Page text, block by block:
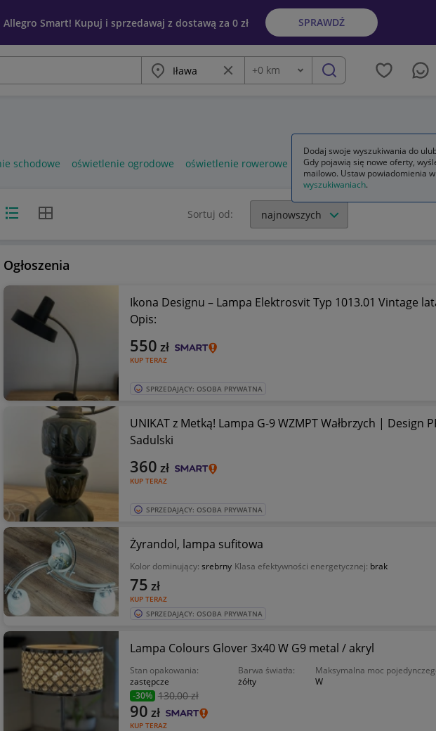
Allegro Smart! Kupuj i sprzedawaj z dostawą za 0 zł SPRAWDŹ
Miasto Wyczyść frazę
Odległość
+0 km szukaj
schodowe oświetlenie ogrodowe oświetlenie rowerowe
Widok listyWidok siatki Sortuj od:
Ogłoszenia
Ikona Designu – Lampa Elektrosvit Typ 1013.01 Vintage
Opis:
KUP TERAZ
550 zł
SPRZEDAJĄCY: OSOBA PRYWATNA
UNIKAT z Metką! Lampa G-9 WZMPT Wałbrzych | Design
Sadulski
KUP TERAZ
360 zł
SPRZEDAJĄCY: OSOBA PRYWATNA
Żyrandol, lampa sufitowa
Kolor dominujący: srebrny Klasa efektywności energetycznej: brak
KUP TERAZ
75 zł
SPRZEDAJĄCY: OSOBA PRYWATNA
Lampa Colours Glover 3x40 W G9 metal / akryl
Stan opakowania:
zastępcze
Barwa światła:
żółty
Maksymalna moc
W
-30% 130,00 zł
KUP TERAZ
90 zł
Dodaj swoje wyszukiwania do
Gdy pojawią się nowe oferty,
mailowo. Ustaw powiadomienia w
wyszukiwaniach.